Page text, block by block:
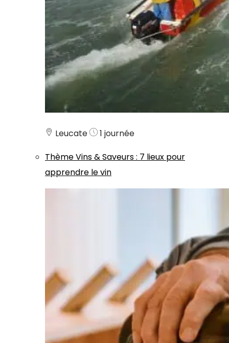
Leucate
1 journée
ThèmeVins & Saveurs: 7 lieux pour
apprendre le vin